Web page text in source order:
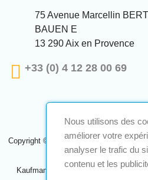
75 Avenue Marcellin
BAUEN E
13 290 Aix en Provence
+33 (0) 4 12 28 00 69
Copyright © 2024 A2S ATEX. Alle
Navilog
Kaufmann, der von der
Nous utilisons des
améliorer votre
analyser le trafic du
contenu et les